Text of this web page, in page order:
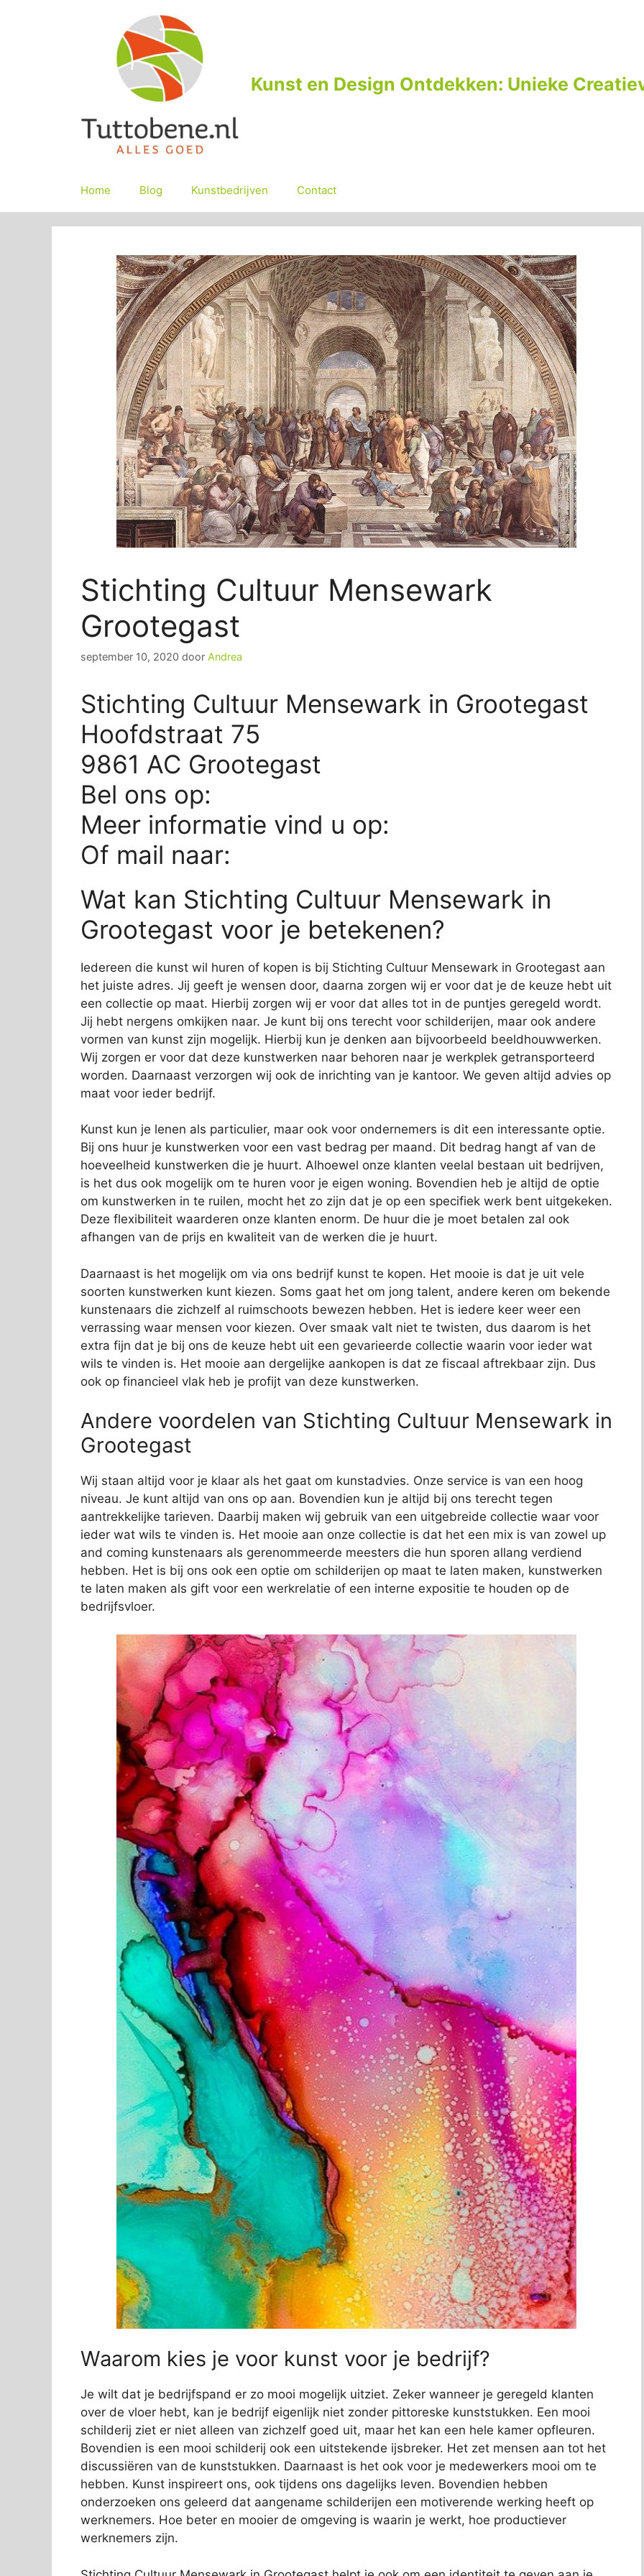
Kunst en Design Ontdekken: Unieke
Home Blog Kunstbedrijven Contact
Stichting Cultuur Mensewark
Grootegast
september 10, 2020 door Andrea
Stichting Cultuur Mensewark in Grootegast
Hoofdstraat 75
9861 AC Grootegast
Bel ons op:
Meer informatie vind u op:
Of mail naar:
Wat kan Stichting Cultuur Mensewark in
Grootegast voor je betekenen?
Iedereen die kunst wil huren of kopen is bij Stichting Cultuur Mensewark in Grootegast aan
het juiste adres. Jij geeft je wensen door, daarna zorgen wij er voor dat je de keuze hebt uit
een collectie op maat. Hierbij zorgen wij er voor dat alles tot in de puntjes geregeld wordt.
Jij hebt nergens omkijken naar. Je kunt bij ons terecht voor schilderijen, maar ook andere
vormen van kunst zijn mogelijk. Hierbij kun je denken aan bijvoorbeeld beeldhouwwerken.
Wij zorgen er voor dat deze kunstwerken naar behoren naar je werkplek getransporteerd
worden. Daarnaast verzorgen wij ook de inrichting van je kantoor. We geven altijd advies op
maat voor ieder bedrijf.
Kunst kun je lenen als particulier, maar ook voor ondernemers is dit een interessante optie.
Bij ons huur je kunstwerken voor een vast bedrag per maand. Dit bedrag hangt af van de
hoeveelheid kunstwerken die je huurt. Alhoewel onze klanten veelal bestaan uit bedrijven,
is het dus ook mogelijk om te huren voor je eigen woning. Bovendien heb je altijd de optie
om kunstwerken in te ruilen, mocht het zo zijn dat je op een specifiek werk bent uitgekeken.
Deze flexibiliteit waarderen onze klanten enorm. De huur die je moet betalen zal ook
afhangen van de prijs en kwaliteit van de werken die je huurt.
Daarnaast is het mogelijk om via ons bedrijf kunst te kopen. Het mooie is dat je uit vele
soorten kunstwerken kunt kiezen. Soms gaat het om jong talent, andere keren om bekende
kunstenaars die zichzelf al ruimschoots bewezen hebben. Het is iedere keer weer een
verrassing waar mensen voor kiezen. Over smaak valt niet te twisten, dus daarom is het
extra fijn dat je bij ons de keuze hebt uit een gevarieerde collectie waarin voor ieder wat
wils te vinden is. Het mooie aan dergelijke aankopen is dat ze fiscaal aftrekbaar zijn. Dus
ook op financieel vlak heb je profijt van deze kunstwerken.
Andere voordelen van Stichting Cultuur Mensewark in
Grootegast
Wij staan altijd voor je klaar als het gaat om kunstadvies. Onze service is van een hoog
niveau. Je kunt altijd van ons op aan. Bovendien kun je altijd bij ons terecht tegen
aantrekkelijke tarieven. Daarbij maken wij gebruik van een uitgebreide collectie waar voor
ieder wat wils te vinden is. Het mooie aan onze collectie is dat het een mix is van zowel up
and coming kunstenaars als gerenommeerde meesters die hun sporen allang verdiend
hebben. Het is bij ons ook een optie om schilderijen op maat te laten maken, kunstwerken
te laten maken als gift voor een werkrelatie of een interne expositie te houden op de
bedrijfsvloer.
Waarom kies je voor kunst voor je bedrijf?
Je wilt dat je bedrijfspand er zo mooi mogelijk uitziet. Zeker wanneer je geregeld klanten
over de vloer hebt, kan je bedrijf eigenlijk niet zonder pittoreske kunststukken. Een mooi
schilderij ziet er niet alleen van zichzelf goed uit, maar het kan een hele kamer opfleuren.
Bovendien is een mooi schilderij ook een uitstekende ijsbreker. Het zet mensen aan tot het
discussiëren van de kunststukken. Daarnaast is het ook voor je medewerkers mooi om te
hebben. Kunst inspireert ons, ook tijdens ons dagelijks leven. Bovendien hebben
onderzoeken ons geleerd dat aangename schilderijen een motiverende werking heeft op
werknemers. Hoe beter en mooier de omgeving is waarin je werkt, hoe productiever
werknemers zijn.